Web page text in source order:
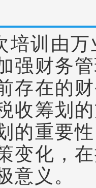
培训由
强财务
存在的
收筹划
的重要
变化，
意义。